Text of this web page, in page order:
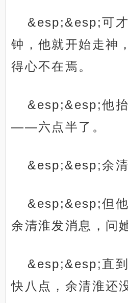
&esp;&esp;可
钟，他就开始走神
得心不在焉。
&esp;&esp;他
——六点半了。
&esp;&esp;余清
&esp;&esp;但
余清淮发消息，问
&esp;&esp;直
快八点，余清淮还